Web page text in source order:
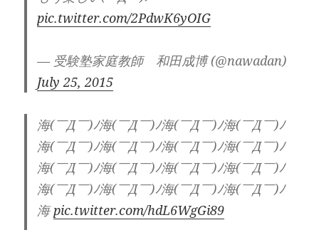
pic.twitter.com/2PdwK6yOIG
— 受験塾家庭教師 和田成博 (@nawadan)
July 25, 2015
海(￣Д￣)ﾉ海(￣Д￣)ﾉ海(￣Д￣)ﾉ海(￣Д￣)ﾉ
海(￣Д￣)ﾉ海(￣Д￣)ﾉ海(￣Д￣)ﾉ海(￣Д￣)ﾉ
海(￣Д￣)ﾉ海(￣Д￣)ﾉ海(￣Д￣)ﾉ海(￣Д￣)ﾉ
海(￣Д￣)ﾉ海(￣Д￣)ﾉ海(￣Д￣)ﾉ海(￣Д￣)ﾉ
海pic.twitter.com/hdL6WgGi89